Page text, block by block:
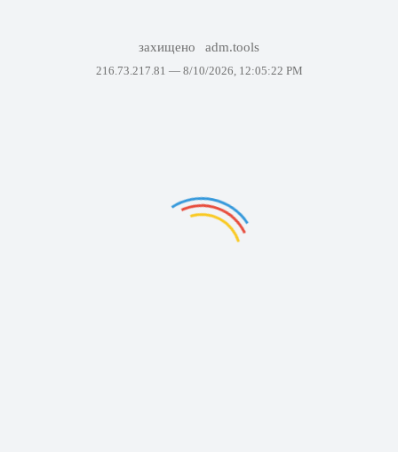
захищено adm.tools
216.73.217.81 — 8/10/2026, 12:05:22 PM